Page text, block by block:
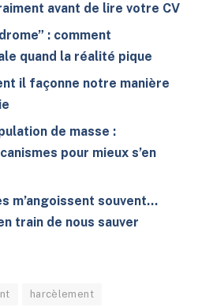
avant de lire votre CV
: comment
quand la réalité pique
il façonne notre manière
de masse :
pour mieux s’en
m’angoissent souvent…
train de nous sauver
harcèlement